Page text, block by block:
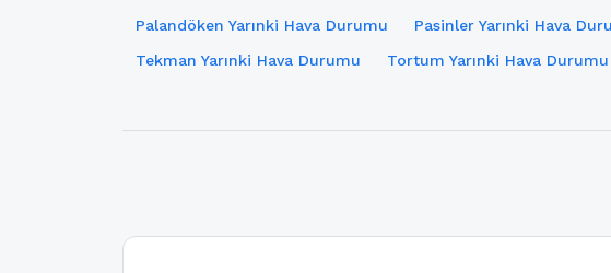
Palandöken Yarınki Hava Durumu
Pasinler Yarınki Hava
Tekman Yarınki Hava Durumu
Tortum Yarınki Hava Durumu